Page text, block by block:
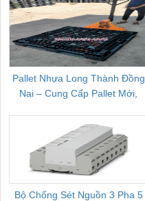
Pallet Nhựa Long Thành Đồng
Nai – Cung Cấp Pallet Mới,
Bộ Chống Sét Nguồn 3 Pha 5